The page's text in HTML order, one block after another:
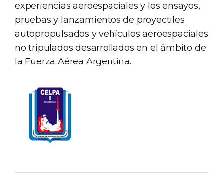
experiencias aeroespaciales y los ensayos,
pruebas y lanzamientos de proyectiles
autopropulsados y vehículos aeroespaciales
no tripulados desarrollados en el ámbito de
la Fuerza Aérea Argentina.